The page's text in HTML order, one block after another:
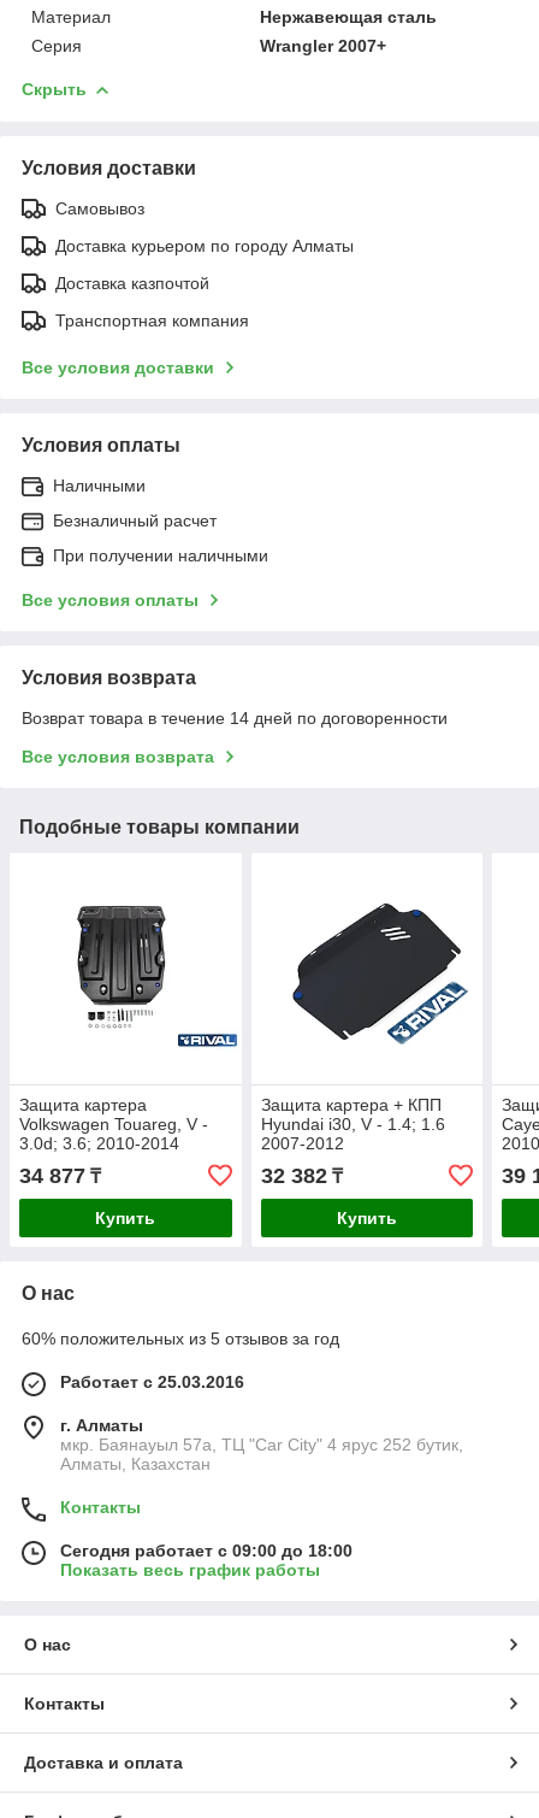
Материал
Нержавеющая сталь
Серия
Wrangler 2007+
Скрыть
Условия доставки
Самовывоз
Доставка курьером по городу Алматы
Доставка казпочтой
Транспортная компания
Все условия доставки
Условия оплаты
Наличными
Безналичный расчет
При получении наличными
Все условия оплаты
Условия возврата
Возврат товара в течение 14 дней по договоренности
Все условия возврата
Подобные товары компании
Защита картера
Volkswagen Touareg, V -
3.0d; 3.6; 2010-2014
34 877 ₸
Купить
Защита картера + КПП
Hyundai i30, V - 1.4; 1.6
2007-2012
32 382₸
Купить
39
О нас
60% положительных из 5 отзывов за год
Работает с 25.03.2016
г. Алматы
мкр. Баянауыл 57а, ТЦ "Car Сity" 4 ярус 252 бутик,
Алматы, Казахстан
Контакты
Сегодня работает с 09:00 до 18:00
Показать весь график работы
О нас
Контакты
Доставка и оплата